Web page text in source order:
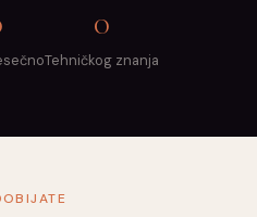
0
Tehničkog znanja